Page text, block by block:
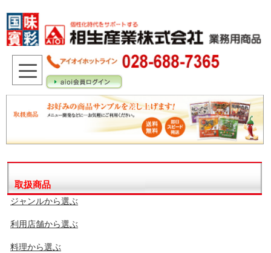
取扱商品
ジャンルから選ぶ
利用店舗から選ぶ
料理から選ぶ